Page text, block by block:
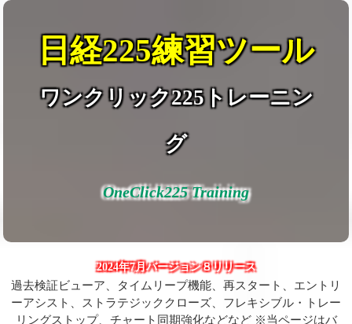
日経225練習ツール
ワンクリック225トレーニン
グ
OneClick225 Training
2024年7月バージョン８リリース
過去検証ビューア、タイムリープ機能、再スタート、エントリ
ーアシスト、ストラテジッククローズ、フレキシブル・トレー
リングストップ、チャート同期強化などなど ※当ページはバ